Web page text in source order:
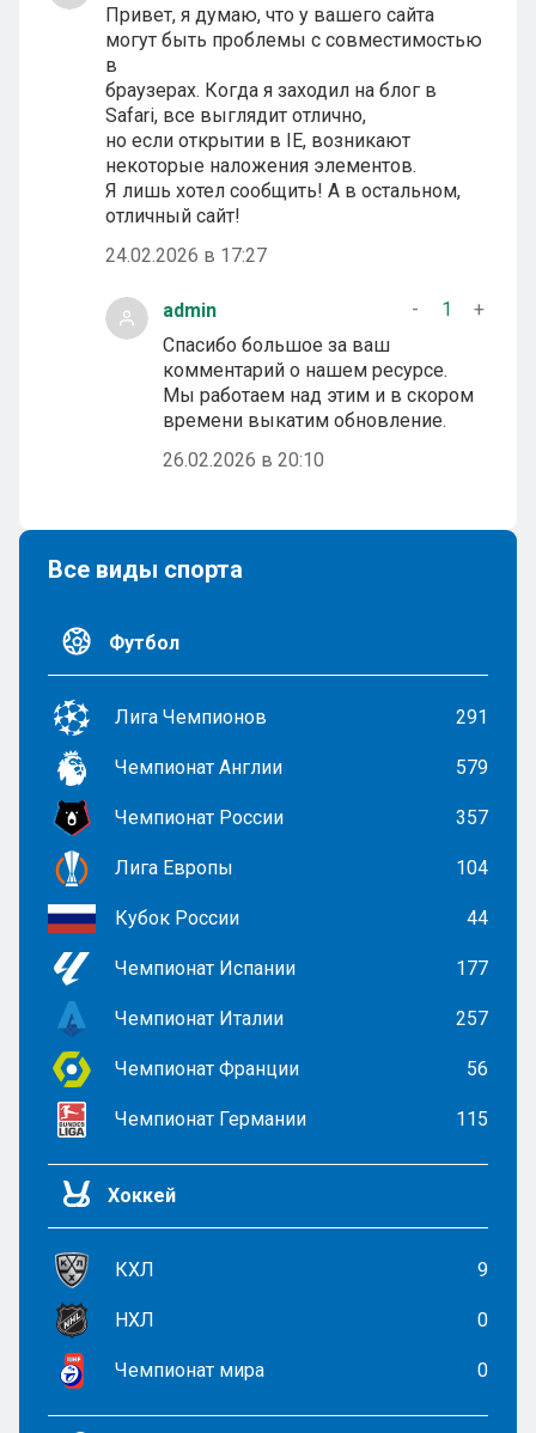
Привет, я думаю, что у вашего сайта
могут быть проблемы с совместимостью
в
браузерах. Когда я заходил на блог в
Safari, все выглядит отлично,
но если открытии в IE, возникают
некоторые наложения элементов.
Я лишь хотел сообщить! А в остальном,
отличный сайт!
24.02.2026 в 17:27
admin - 1
+
Спасибо большое за ваш
комментарий о нашем ресурсе.
Мы работаем над этим и в скором
времени выкатим обновление.
26.02.2026 в 20:10
Все виды спорта
Футбол
Лига Чемпионов 291
Чемпионат Англии 579
Чемпионат России 357
Лига Европы 104
Кубок России 44
Чемпионат Испании 177
Чемпионат Италии 257
Чемпионат Франции 56
Чемпионат Германии 115
Хоккей
КХЛ 9
НХЛ 0
Чемпионат мира 0